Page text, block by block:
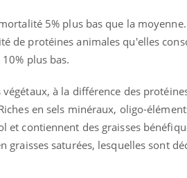
5% plus bas que la
de protéines animales qu'elles
plus bas.
à la différence des
en sels minéraux, oligo-
et contiennent des graisses
graisses saturées, lesquelles sont